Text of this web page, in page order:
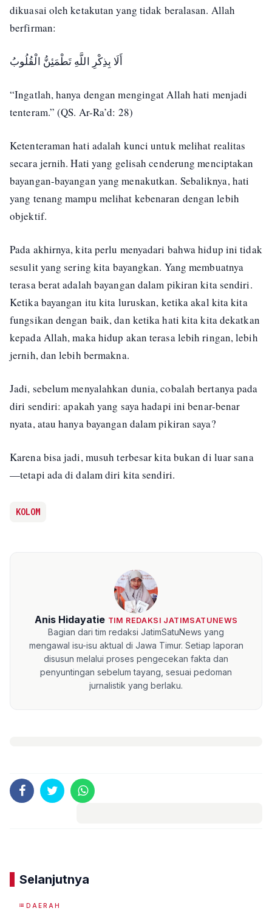
dikuasai oleh ketakutan yang tidak beralasan. Allah
berfirman:
أَلَا بِذِكْرِ اللَّهِ تَطْمَئِنُّ الْقُلُوبُ
“Ingatlah, hanya dengan mengingat Allah hati menjadi
tenteram.” (QS. Ar-Ra’d: 28)
Ketenteraman hati adalah kunci untuk melihat realitas
secara jernih. Hati yang gelisah cenderung menciptakan
bayangan-bayangan yang menakutkan. Sebaliknya, hati
yang tenang mampu melihat kebenaran dengan lebih
objektif.
Pada akhirnya, kita perlu menyadari bahwa hidup ini tidak
sesulit yang sering kita bayangkan. Yang membuatnya
terasa berat adalah bayangan dalam pikiran kita sendiri.
Ketika bayangan itu kita luruskan, ketika akal kita kita
fungsikan dengan baik, dan ketika hati kita kita dekatkan
kepada Allah, maka hidup akan terasa lebih ringan, lebih
jernih, dan lebih bermakna.
Jadi, sebelum menyalahkan dunia, cobalah bertanya pada
diri sendiri: apakah yang saya hadapi ini benar-benar
nyata, atau hanya bayangan dalam pikiran saya?
Karena bisa jadi, musuh terbesar kita bukan di luar sana
—tetapi ada di dalam diri kita sendiri.
KOLOM
Anis Hidayatie TIM REDAKSI JATIMSATUNEWS
Bagian dari tim redaksi JatimSatuNews yang
mengawal isu-isu aktual di Jawa Timur. Setiap laporan
disusun melalui proses pengecekan fakta dan
penyuntingan sebelum tayang, sesuai pedoman
jurnalistik yang berlaku.
Selanjutnya
DAERAH